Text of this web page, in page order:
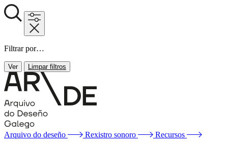
Filtrar por…
Ver Limpar filtros
Arquivo do deseño Rexistro sonoro Recursos